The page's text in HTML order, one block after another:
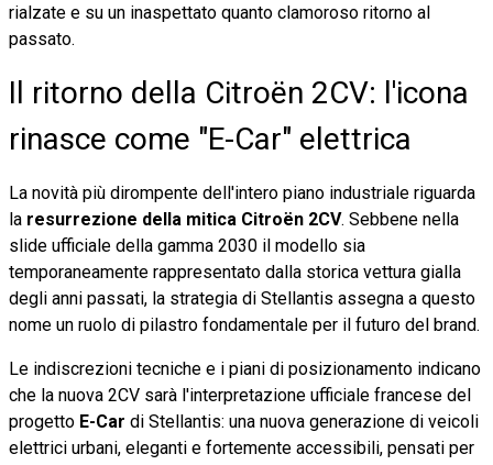
rialzate e su un inaspettato quanto clamoroso ritorno al
passato.
Il ritorno della Citroën 2CV: l'icona
rinasce come "E-Car" elettrica
La novità più dirompente dell'intero piano industriale riguarda
la resurrezione della mitica Citroën 2CV. Sebbene nella
slide ufficiale della gamma 2030 il modello sia
temporaneamente rappresentato dalla storica vettura gialla
degli anni passati, la strategia di Stellantis assegna a questo
nome un ruolo di pilastro fondamentale per il futuro del brand.
Le indiscrezioni tecniche e i piani di posizionamento indicano
che la nuova 2CV sarà l'interpretazione ufficiale francese del
progetto E-Car di Stellantis: una nuova generazione di veicoli
elettrici urbani, eleganti e fortemente accessibili, pensati per